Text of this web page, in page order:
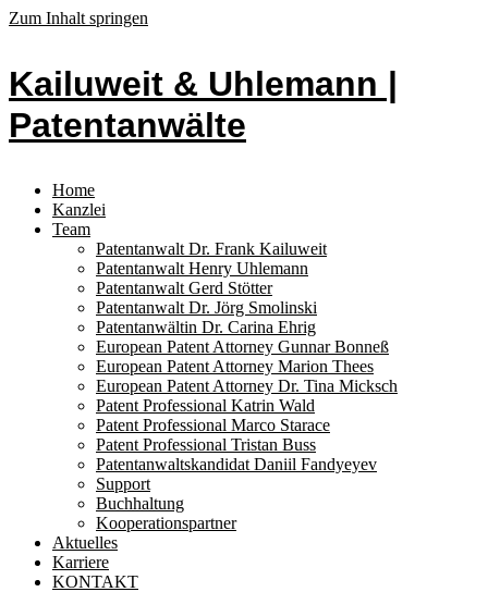
Zum Inhalt springen
Kailuweit & Uhlemann |
Patentanwälte
Home
Kanzlei
Team
Patentanwalt Dr. Frank Kailuweit
Patentanwalt Henry Uhlemann
Patentanwalt Gerd Stötter
Patentanwalt Dr. Jörg Smolinski
Patentanwältin Dr. Carina Ehrig
European Patent Attorney Gunnar Bonneß
European Patent Attorney Marion Thees
European Patent Attorney Dr. Tina Micksch
Patent Professional Katrin Wald
Patent Professional Marco Starace
Patent Professional Tristan Buss
Patentanwaltskandidat Daniil Fandyeyev
Support
Buchhaltung
Kooperationspartner
Aktuelles
Karriere
KONTAKT